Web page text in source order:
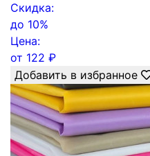
Скидка:
до 10%
Цена:
от 122 ₽
Добавить в избранное